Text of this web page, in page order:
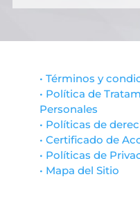
• Términos y
• Política de
Personales
• Políticas de
• Certificado de
• Políticas de
• Mapa del Sitio